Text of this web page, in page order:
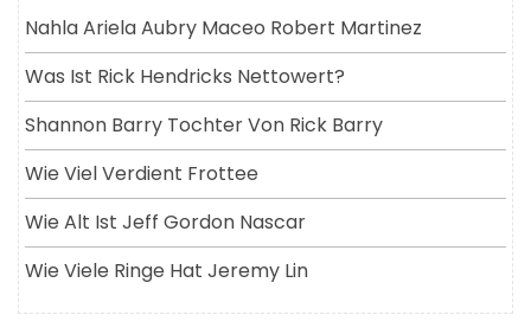
Nahla Ariela Aubry Maceo Robert Martinez
Was Ist Rick Hendricks Nettowert?
Shannon Barry Tochter Von Rick Barry
Wie Viel Verdient Frottee
Wie Alt Ist Jeff Gordon Nascar
Wie Viele Ringe Hat Jeremy Lin